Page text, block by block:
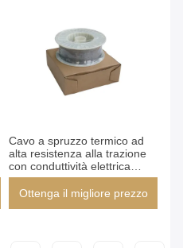
Cavo a spruzzo termico ad
alta resistenza alla trazione
con conduttività elettrica
variabile e senza materiale
riciclato
Ottenga il migliore prezzo